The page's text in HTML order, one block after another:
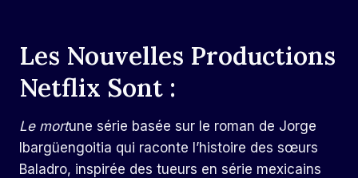
Les Nouvelles Productions
Netflix Sont :
Le mortune série basée sur le roman de Jorge
Ibargüengoitia qui raconte l’histoire des sœurs
Baladro, inspirée des tueurs en série mexicains